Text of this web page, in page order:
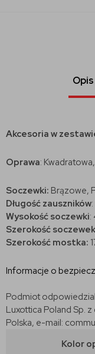
Akcesoria w
Oprawa:
Soczewki: Brązowe,
Długość zauszników
Wysokość soczewki:
Szerokość
Szerokość mostka:
Informacje o
Podmiot
Luxottica Poland Sp.
Polska, e-mail:
Kolor